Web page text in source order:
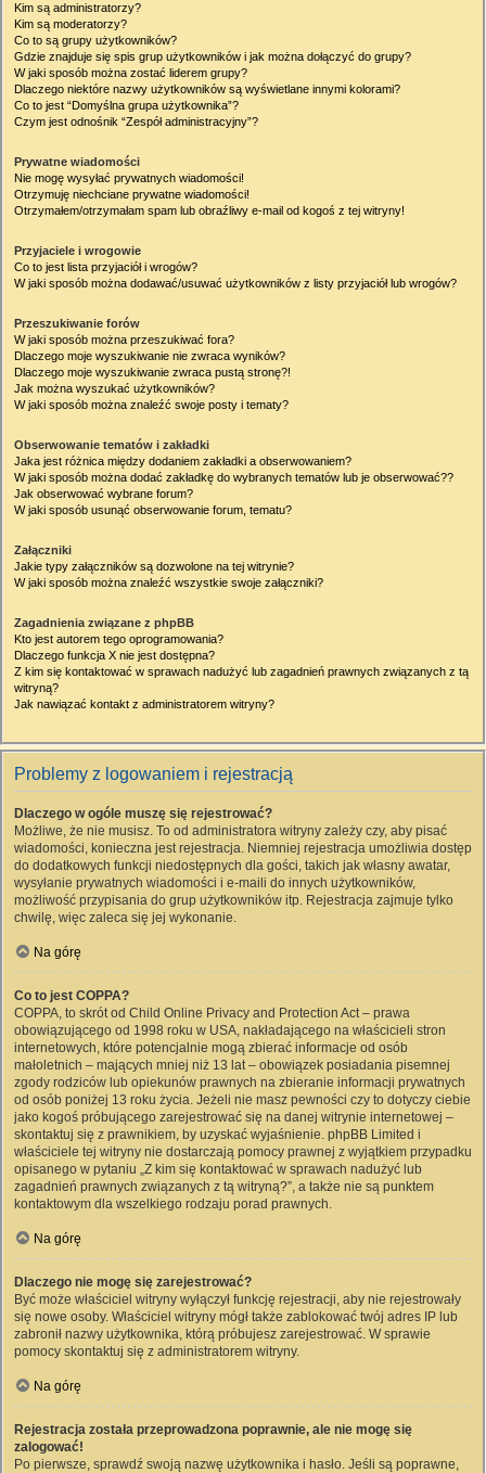
Kim są administratorzy?
Kim są moderatorzy?
Co to są grupy użytkowników?
Gdzie znajduje się spis grup użytkowników i jak można dołączyć do grupy?
W jaki sposób można zostać liderem grupy?
Dlaczego niektóre nazwy użytkowników są wyświetlane innymi kolorami?
Co to jest “Domyślna grupa użytkownika”?
Czym jest odnośnik “Zespół administracyjny”?
Prywatne wiadomości
Nie mogę wysyłać prywatnych wiadomości!
Otrzymuję niechciane prywatne wiadomości!
Otrzymałem/otrzymałam spam lub obraźliwy e-mail od kogoś z tej witryny!
Przyjaciele i wrogowie
Co to jest lista przyjaciół i wrogów?
W jaki sposób można dodawać/usuwać użytkowników z listy przyjaciół lub wrogów?
Przeszukiwanie forów
W jaki sposób można przeszukiwać fora?
Dlaczego moje wyszukiwanie nie zwraca wyników?
Dlaczego moje wyszukiwanie zwraca pustą stronę?!
Jak można wyszukać użytkowników?
W jaki sposób można znaleźć swoje posty i tematy?
Obserwowanie tematów i zakładki
Jaka jest różnica między dodaniem zakładki a obserwowaniem?
W jaki sposób można dodać zakładkę do wybranych tematów lub je obserwować??
Jak obserwować wybrane forum?
W jaki sposób usunąć obserwowanie forum, tematu?
Załączniki
Jakie typy załączników są dozwolone na tej witrynie?
W jaki sposób można znaleźć wszystkie swoje załączniki?
Zagadnienia związane z phpBB
Kto jest autorem tego oprogramowania?
Dlaczego funkcja X nie jest dostępna?
Z kim się kontaktować w sprawach nadużyć lub zagadnień prawnych związanych z tą
witryną?
Jak nawiązać kontakt z administratorem witryny?
Problemy z logowaniem i rejestracją
Dlaczego w ogóle muszę się rejestrować?
Możliwe, że nie musisz. To od administratora witryny zależy czy, aby pisać
wiadomości, konieczna jest rejestracja. Niemniej rejestracja umożliwia dostęp
do dodatkowych funkcji niedostępnych dla gości, takich jak własny awatar,
wysyłanie prywatnych wiadomości i e-maili do innych użytkowników,
możliwość przypisania do grup użytkowników itp. Rejestracja zajmuje tylko
chwilę, więc zaleca się jej wykonanie.
Na górę
Co to jest COPPA?
COPPA, to skrót od Child Online Privacy and Protection Act – prawa
obowiązującego od 1998 roku w USA, nakładającego na właścicieli stron
internetowych, które potencjalnie mogą zbierać informacje od osób
małoletnich – mających mniej niż 13 lat – obowiązek posiadania pisemnej
zgody rodziców lub opiekunów prawnych na zbieranie informacji prywatnych
od osób poniżej 13 roku życia. Jeżeli nie masz pewności czy to dotyczy ciebie
jako kogoś próbującego zarejestrować się na danej witrynie internetowej –
skontaktuj się z prawnikiem, by uzyskać wyjaśnienie. phpBB Limited i
właściciele tej witryny nie dostarczają pomocy prawnej z wyjątkiem przypadku
opisanego w pytaniu „Z kim się kontaktować w sprawach nadużyć lub
zagadnień prawnych związanych z tą witryną?”, a także nie są punktem
kontaktowym dla wszelkiego rodzaju porad prawnych.
Na górę
Dlaczego nie mogę się zarejestrować?
Być może właściciel witryny wyłączył funkcję rejestracji, aby nie rejestrowały
się nowe osoby. Właściciel witryny mógł także zablokować twój adres IP lub
zabronił nazwy użytkownika, którą próbujesz zarejestrować. W sprawie
pomocy skontaktuj się z administratorem witryny.
Na górę
Rejestracja została przeprowadzona poprawnie, ale nie mogę się
zalogować!
Po pierwsze, sprawdź swoją nazwę użytkownika i hasło. Jeśli są poprawne,